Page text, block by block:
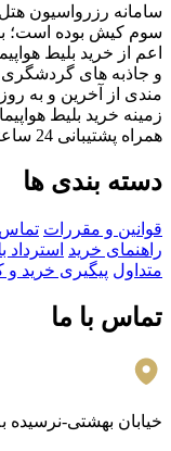
سامانه رزرواسیون
سوم کیش بوده است؛
اعم از خرید بلیط
و جاذبه های گردشگری
مندی از آخرین و به
زمینه خرید بلیط
همراه پشتیبانی 24 ساعته، پایه گذاری شده است.
دسته بندی ها
قوانین و مقررات تماس
راهنمای خرید استرداد
متداول پیگیری خرید و
تماس با ما
خیابان بهشتی-نرسیده به